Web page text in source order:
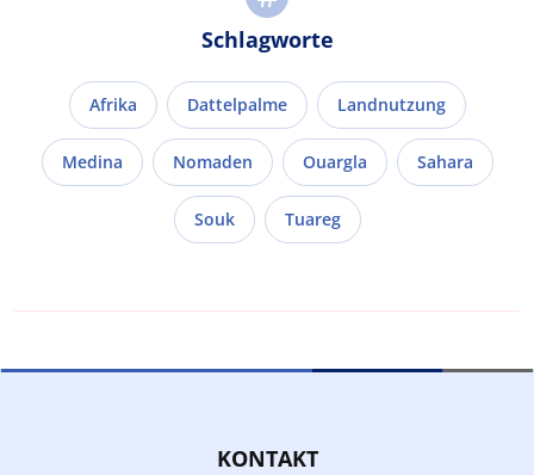
Schlagworte
Afrika Dattelpalme Landnutzung
Medina Nomaden Ouargla Sahara
Souk Tuareg
KONTAKT